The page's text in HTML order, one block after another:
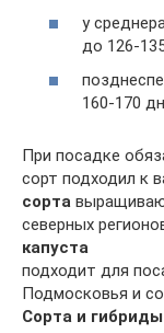
у
до 126-
160-170
При посадке
сорт подходил к
сорта
северных
капуста
подходит для
Подмосковья и
Сорта и